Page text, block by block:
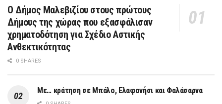
Ο Δήμος Μαλεβιζίου στους πρώτους
Δήμους της χώρας που εξασφάλισαν
χρηματοδότηση για Σχέδιο Αστικής
Ανθεκτικότητας
0 SHARES
Με… κράτηση σε Μπάλο, Ελαφονήσι και Φαλάσαρνα